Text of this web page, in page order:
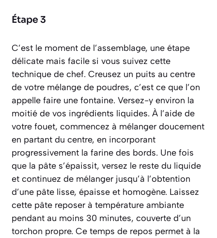
Étape 3
C’est le moment de l’assemblage, une étape
délicate mais facile si vous suivez cette
technique de chef. Creusez un puits au centre
de votre mélange de poudres, c’est ce que l’on
appelle faire une fontaine. Versez-y environ la
moitié de vos ingrédients liquides. À l’aide de
votre fouet, commencez à mélanger doucement
en partant du centre, en incorporant
progressivement la farine des bords. Une fois
que la pâte s’épaissit, versez le reste du liquide
et continuez de mélanger jusqu’à l’obtention
d’une pâte lisse, épaisse et homogène. Laissez
cette pâte reposer à température ambiante
pendant au moins 30 minutes, couverte d’un
torchon propre. Ce temps de repos permet à la